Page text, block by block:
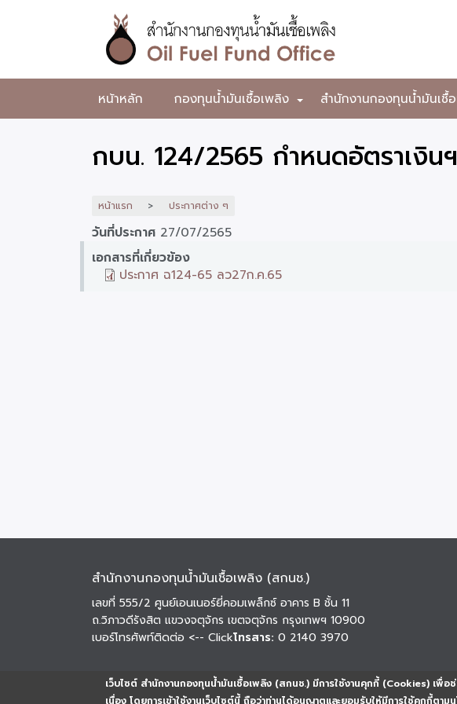
เว็บไซต์ สำนักงานกองทุนน้ำมันเชื้อเพลิง (สกนช.) มีการใช้งานคุกกี้ (Cookies) เพื่อ
เนื่อง โดยการเข้าใช้งานเว็บไซต์นี้ ถือว่าท่านได้อนุญาตและยอมรับให้มีการใช้คุกกี้ต
หลัก
สำนักงาน
กองทุน
น้ำมัน
เพลิง
หน้าหลัก +
กองทุนน้ำมันเชื้อเพลิง สำนักงานกองทุนน้ำมันเชื้
กบน. 124/2565 กำหนดอัตราเงิ
หน้าแรก ประกาศต่าง ๆ
วันที่ประกาศ 27/07/2565
เอกสารที่เกี่ยวข้อง
ประกาศ ฉ124-65 ลว27ก.ค.65
สำนักงานกองทุนน้ำมันเชื้อเพลิง (สกนช.)
เลขที่ 555/2 ศูนย์เอนเนอร์ยี่คอมเพล็กซ์ อาคาร B ชั้น 11
ถ.วิภาวดีรังสิต แขวงจตุจักร เขตจตุจักร กรุงเทพฯ 10900
เบอร์โทรศัพท์ติดต่อ <-- Clickโทรสาร: 0 2140 3970